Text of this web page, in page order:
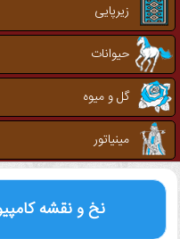
زیرپایی
حیوانات
گل و میوه
مینیاتور
نخ و نقشه